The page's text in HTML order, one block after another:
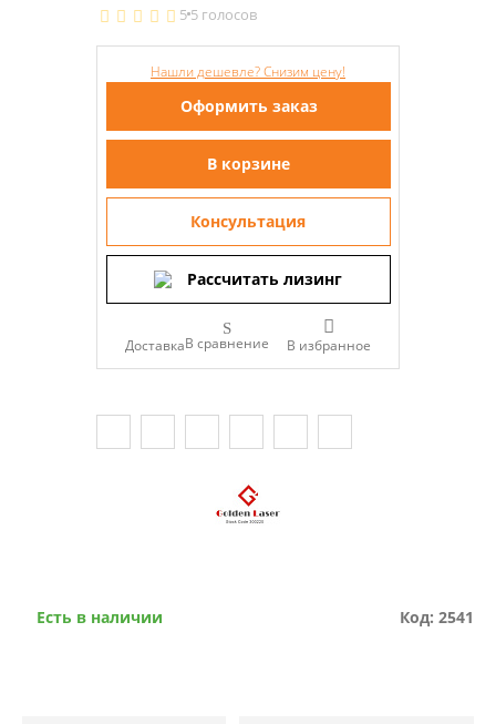
Есть в наличии Код: 2541
5 5 голосов
Нашли дешевле? Снизим цену!
Оформить заказ
В корзине
Консультация
Рассчитать лизинг
ДоставкаВ сравнение